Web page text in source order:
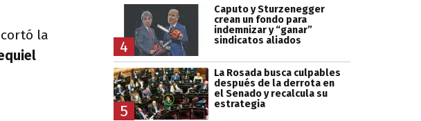
la
4
Caputo y Sturzenegger
crean un fondo para
indemnizar y “ganar”
sindicatos aliados
5
La Rosada busca culpables
después de la derrota en
el Senado y recalcula su
estrategia